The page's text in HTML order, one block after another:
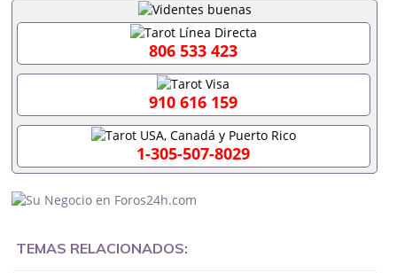
证认证、留服认证、使馆认证、使馆证明、使馆留学
回国人员证明、留学生认证、学历认证、文凭认证学
位认证、留学生学历认证、留学生学位认证、英国文
凭学历、美国文凭学历、澳洲文凭学历、加拿大文凭
学历、新西兰学历认证等q:551190476 微信：
551190476 圣何塞州立大学毕业证（San Jose State
University）圣何塞州立大学毕业证（San Jose State
University）圣何塞州立大学毕业证（San Jose State
University）圣何塞州立大学成绩单（San Jose State
University）圣何塞州立大学成绩单（ San Jose State
University）圣何塞州立大学成绩单（San Jose State
University）成绩单圣何塞州立大学文凭（San Jose
State University）圣何塞州立大学（San Jose State
University）圣何塞州立大学（ San Jose State
806 533 423
910 616 159
1-305-507-8029
TEMAS RELACIONADOS: